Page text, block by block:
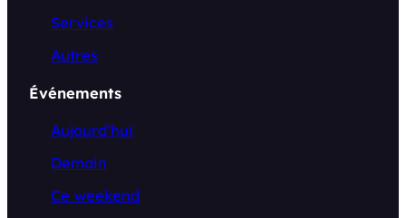
Services
Autres
Événements
Aujourd’hui
Demain
Ce weekend